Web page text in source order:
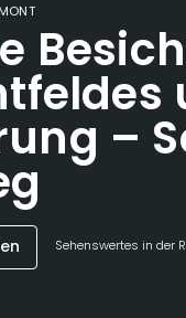
–
Sehenswertes in der